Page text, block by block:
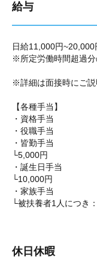
給与
日給11,000円~20,000
※所定労働時間超過
※詳細は面接時にご説
【各種手当】
・資格手当
・役職手当
・皆勤手当
└5,000円
・誕生日手当
└10,000円
・家族手当
└被扶養者1人につき
休日休暇